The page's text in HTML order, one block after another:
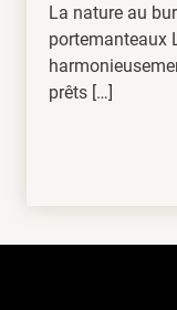
La nature au
portemanteaux
prêts […]